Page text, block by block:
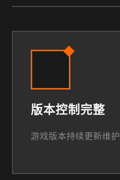
版本控制完整
游戏版本持续更新维护